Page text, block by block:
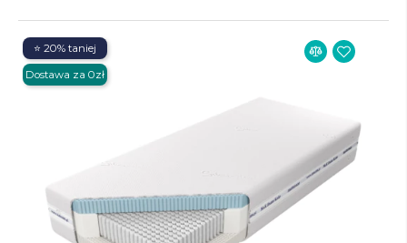
⭐ 20% taniej
Dostawa za 0zł